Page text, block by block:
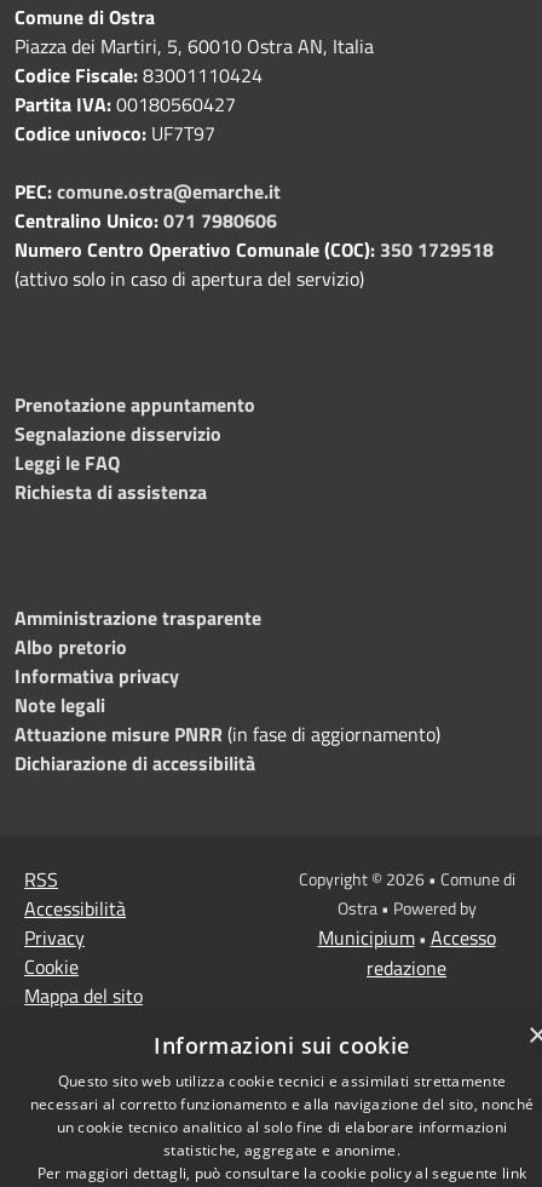
Comune di Ostra
Piazza dei Martiri, 5, 60010 Ostra AN, Italia
Codice Fiscale:83001110424
Partita IVA:00180560427
Codice univoco: UF7T97
PEC:comune.ostra@emarche.it
Centralino Unico:071 7980606
Numero Centro Operativo Comunale (COC): 350 1729518
(attivo solo in caso di apertura del servizio)
Prenotazione appuntamento
Segnalazione disservizio
Leggi le FAQ
Richiesta di assistenza
Amministrazione trasparente
Albo pretorio
Informativa privacy
Note legali
Attuazione misure PNRR(in fase di aggiornamento)
Dichiarazione di accessibilità
RSS
Accessibilità
Privacy
Cookie
Mappa del sito
Copyright © 2026 • Comune di
Ostra • Powered by
Municipium• Accesso
redazione
Informazioni sui cookie
Questo sito web utilizza cookie tecnici e assimilati strettamente
necessari al corretto funzionamento e alla navigazione del sito, nonché
un cookie tecnico analitico al solo fine di elaborare informazioni
statistiche, aggregate e anonime.
Per maggiori dettagli, può consultare la cookie policy al seguente link